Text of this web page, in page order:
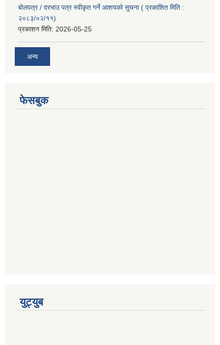
बोलपत्र / दरभाउ पत्र स्वीकृत गर्ने आशयको सुचना ( प्रकाशित मिति :
२०८३/०२/११)
प्रकाशन मिति: 2026-05-25
अन्य
फेसबुक
युट्युब